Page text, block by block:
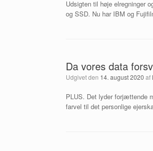
Udsigten til høje elregninger
og SSD. Nu har IBM og
Da vores data
Udgivet den 14. august 2020 af
PLUS. Det lyder forjættende
farvel til det personlige